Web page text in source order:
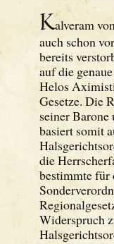
Kalveram
auch schon
bereits
auf die
Helos
Gesetze. Die
seiner Barone
basiert somit
die
bestimmte für
Widerspruch